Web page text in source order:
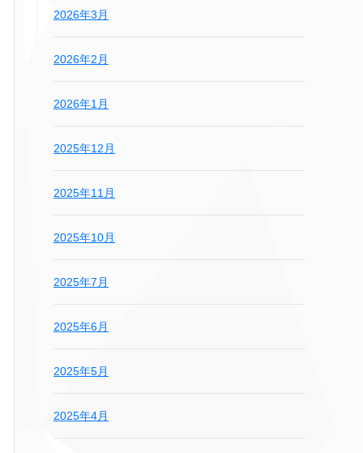
2026年3月
2026年2月
2026年1月
2025年12月
2025年11月
2025年10月
2025年7月
2025年6月
2025年5月
2025年4月